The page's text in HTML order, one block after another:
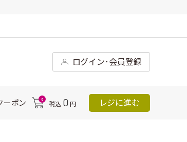
ログイン･会員登録
ーポン 0
税込 0 円 レジに進む